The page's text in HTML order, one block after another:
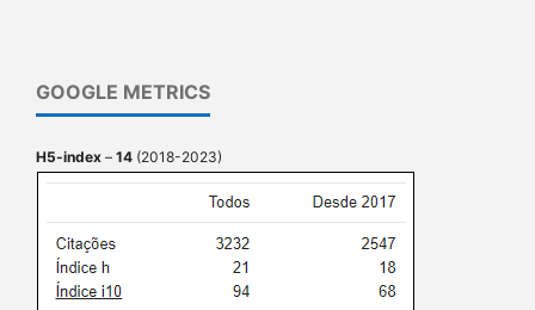
GOOGLE METRICS
H5-index – 14 (2018-2023)